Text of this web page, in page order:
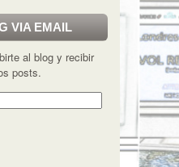
VIA EMAIL
al blog y recibir
posts.